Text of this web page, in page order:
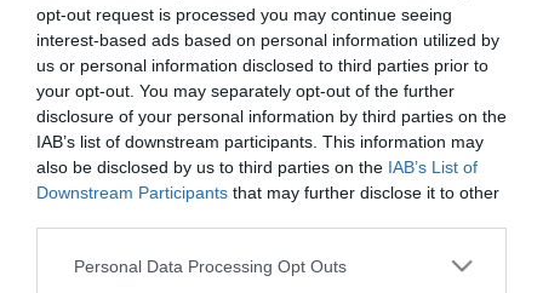
opt-out request is processed you may continue seeing
interest-based ads based on personal information utilized by
us or personal information disclosed to third parties prior to
your opt-out. You may separately opt-out of the further
disclosure of your personal information by third parties on the
IAB’s list of downstream participants. This information may
also be disclosed by us to third parties on the IAB’s List of
Downstream Participants that may further disclose it to other
Please note that this website/app uses one or more Google
Personal Data Processing Opt Outs
Habony lesz az új Simicska!
Harrach: a Simicska-média már nem tájékozódási pont
Bojkottálja a Fidesz a Simicska-médiát
Kövér László: Simicska a közélet betegségének tünete
tükrözik. A szerkesztőség mindössze a hírek publikációjával foglalkozik, a
tartalmazzák.